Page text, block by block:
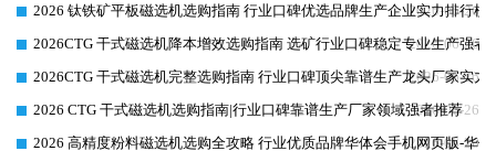
2026-06-26
2026 钛铁矿平板磁选机选购指南 行业口碑优选品牌生产企业实力排行榜
2026-06-26
2026CTG 干式磁选机降本增效选购指南 选矿行业口碑稳定专业生产强者
2026-06-26
2026CTG 干式磁选机完整选购指南 行业口碑顶尖靠谱生产龙头厂家实力
2026-06-26
2026 CTG 干式磁选机选购指南|行业口碑靠谱生产厂家领域强者推荐
2026-06-26
2026 高精度粉料磁选机选购全攻略 行业优质品牌华体会手机网页版-华